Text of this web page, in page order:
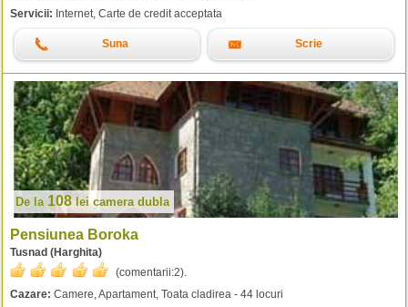
Servicii: Internet, Carte de credit acceptata
Suna Scrie
De la 108 lei camera dubla
Pensiunea Boroka
Tusnad (Harghita)
(comentarii:2).
Cazare: Camere, Apartament, Toata cladirea - 44 locuri